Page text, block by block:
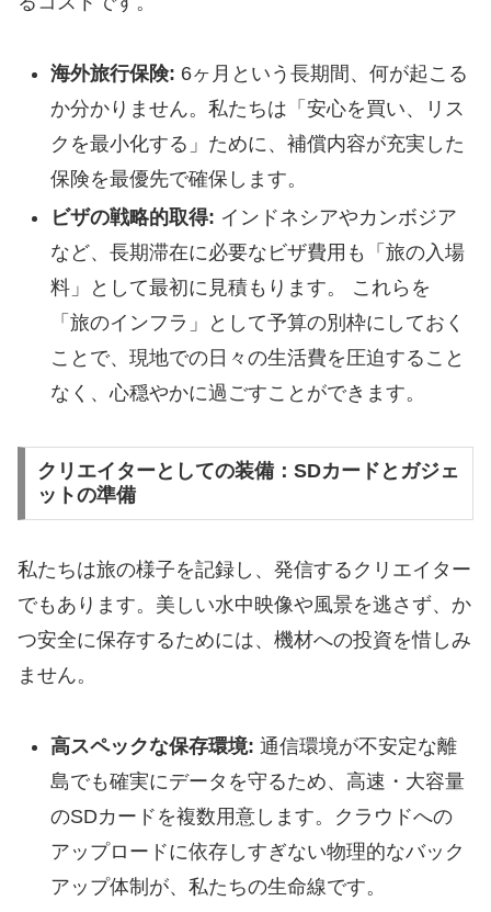
海外旅行保険: 6ヶ月という長期間、何が起こる
か分かりません。私たちは「安心を買い、リス
クを最小化する」ために、補償内容が充実した
保険を最優先で確保します。
ビザの戦略的取得: インドネシアやカンボジア
など、長期滞在に必要なビザ費用も「旅の入場
料」として最初に見積もります。 これらを
「旅のインフラ」として予算の別枠にしておく
ことで、現地での日々の生活費を圧迫すること
なく、心穏やかに過ごすことができます。
クリエイターとしての装備：SDカードとガジェ
ットの準備
​私たちは旅の様子を記録し、発信するクリエイター
でもあります。美しい水中映像や風景を逃さず、か
つ安全に保存するためには、機材への投資を惜しみ
ません。
高スペックな保存環境: 通信環境が不安定な離
島でも確実にデータを守るため、高速・大容量
のSDカードを複数用意します。クラウドへの
アップロードに依存しすぎない物理的なバック
アップ体制が、私たちの生命線です。